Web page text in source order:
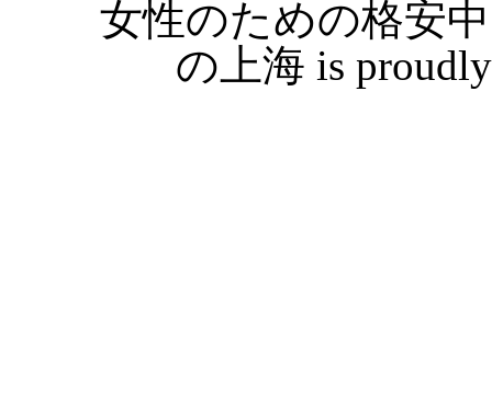
女性のための格安
の上海 is